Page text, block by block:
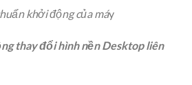
khởi động của máy
thay đổi hình nền Desktop liên